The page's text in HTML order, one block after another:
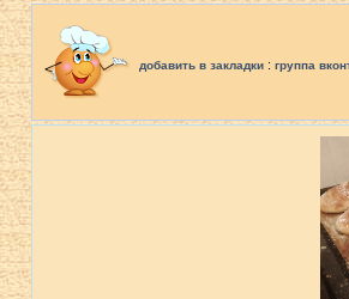
добавить в закладки: группа